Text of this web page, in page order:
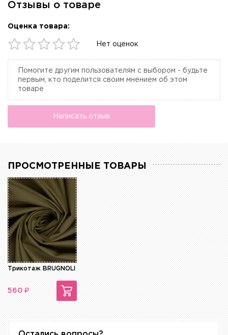
Отзывы о товаре
Оценка товара:
Нет оценок
Помогите другим пользователям с выбором - будьте
первым, кто поделится своим мнением об этом
товаре
Написать отзыв
ПРОСМОТРЕННЫЕ ТОВАРЫ
Трикотаж BRUGNOLI
560 ₽